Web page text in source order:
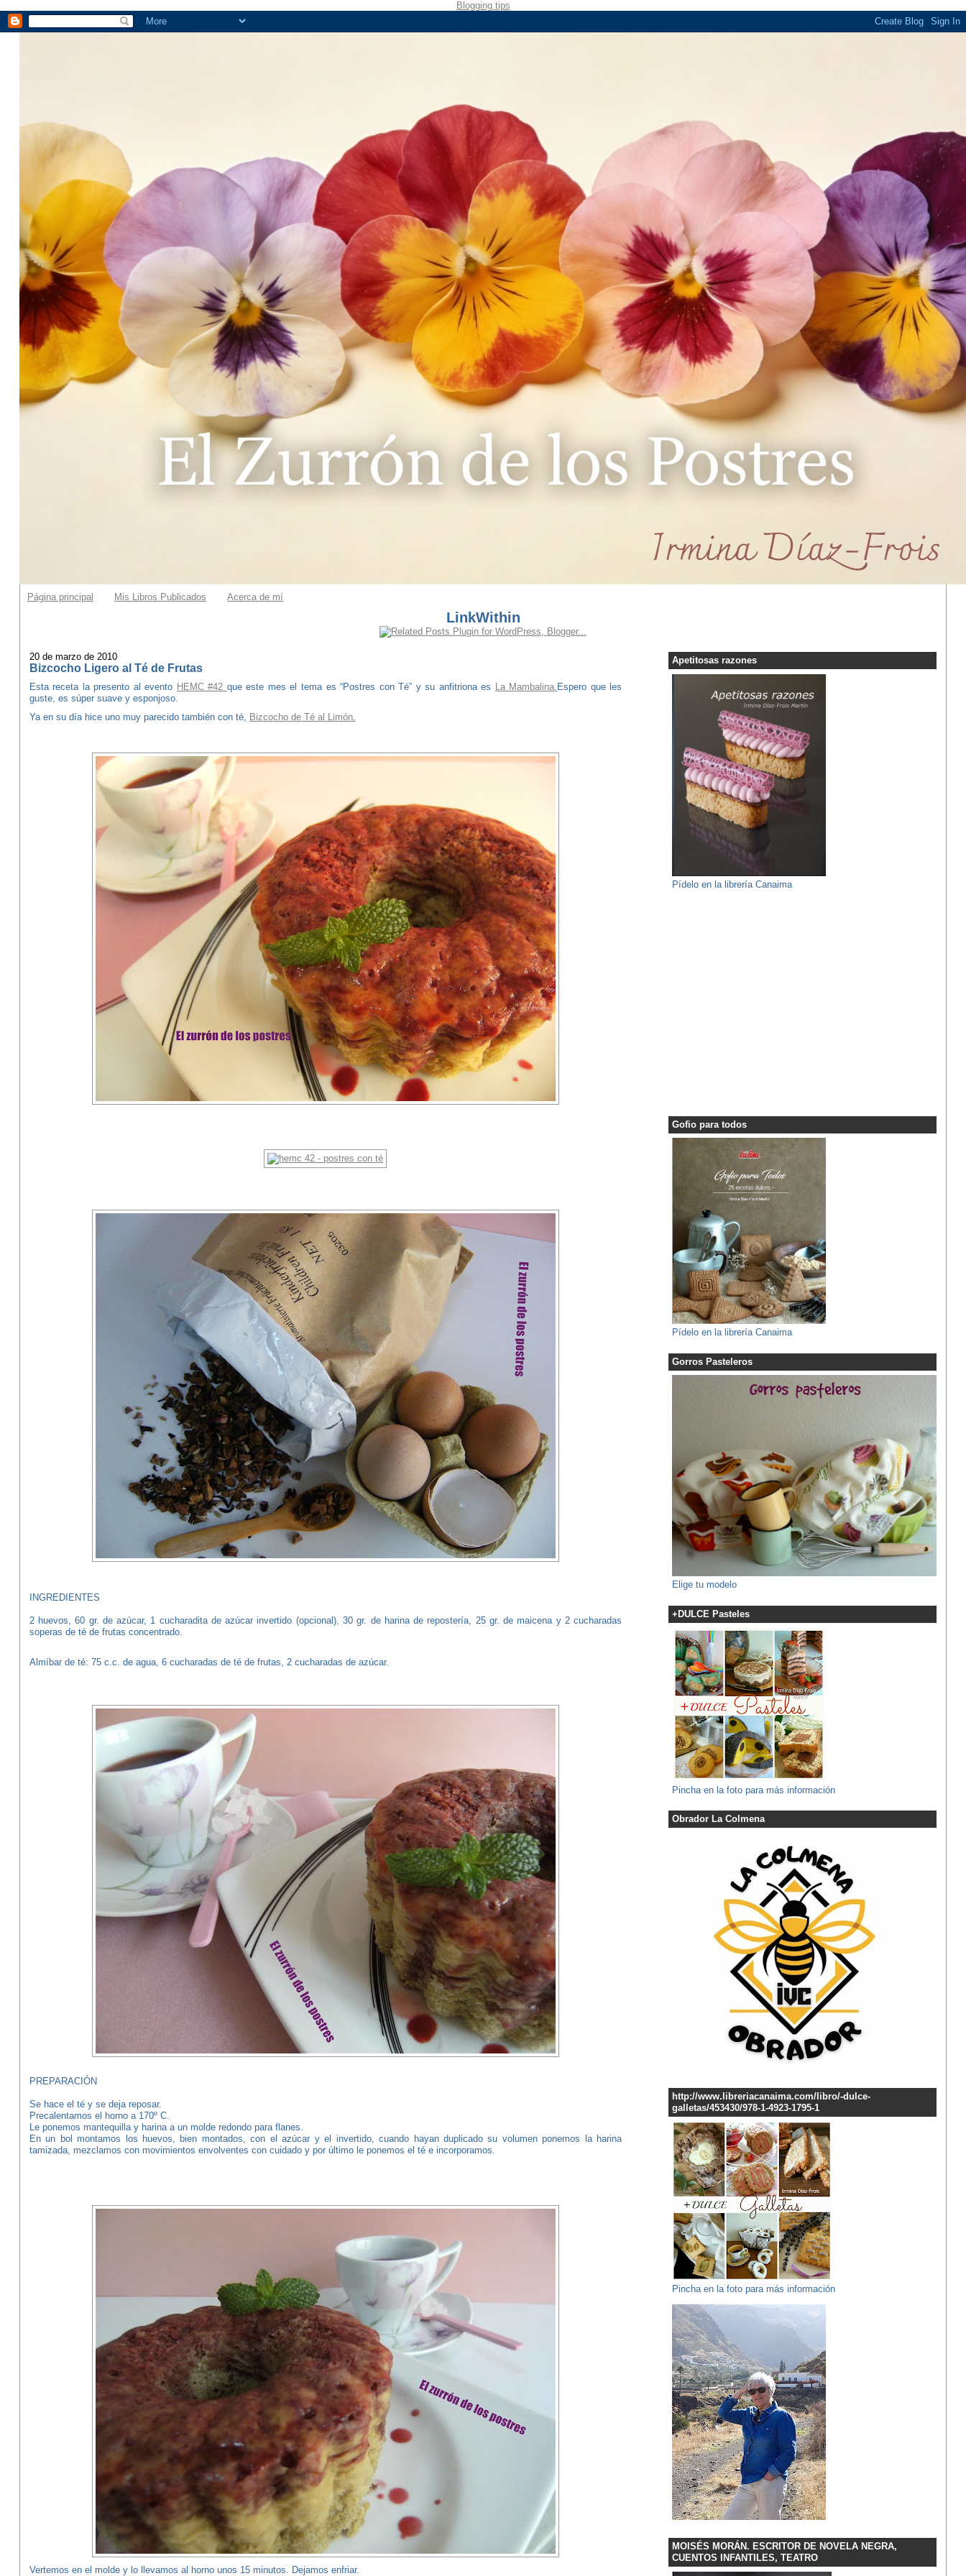
Blogging tips
Página principal Mis Libros Publicados Acerca de mí
LinkWithin
20 de marzo de 2010
Bizcocho Ligero al Té de Frutas
Esta receta la presento al evento HEMC #42 que este mes el tema es “Postres con Té” y su anfitriona es La Mambalina. Espero que les
guste, es súper suave y esponjoso.
Ya en su día hice uno muy parecido también con té, Bizcocho de Té al Limón.
INGREDIENTES
2 huevos, 60 gr. de azúcar, 1 cucharadita de azúcar invertido (opcional), 30 gr. de harina de repostería, 25 gr. de maicena y 2 cucharadas
soperas de té de frutas concentrado.
Almíbar de té: 75 c.c. de agua, 6 cucharadas de té de frutas, 2 cucharadas de azúcar.
PREPARACIÓN
Se hace el té y se deja reposar.
Precalentamos el horno a 170º C.
Le ponemos mantequilla y harina a un molde redondo para flanes.
En un bol montamos los huevos, bien montados, con el azúcar y el invertido, cuando hayan duplicado su volumen ponemos la harina
tamizada, mezclamos con movimientos envolventes con cuidado y por último le ponemos el té e incorporamos.
Vertemos en el molde y lo llevamos al horno unos 15 minutos. Dejamos enfriar.
Apetitosas razones
Pídelo en la librería Canaima
Gofio para todos
Pídelo en la librería Canaima
Gorros Pasteleros
Elige tu modelo
+DULCE Pasteles
Pincha en la foto para más información
Obrador La Colmena
http://www.libreriacanaima.com/libro/-dulce-
galletas/453430/978-1-4923-1795-1
Pincha en la foto para más información
MOISÉS MORÁN. ESCRITOR DE NOVELA NEGRA,
CUENTOS INFANTILES, TEATRO